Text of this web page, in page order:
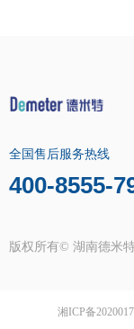
版权所有© 湖南德米
全国售后服务热线
400-8555-
湘ICP备